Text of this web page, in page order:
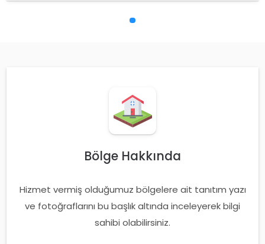
Bölge Hakkında
Hizmet vermiş olduğumuz bölgelere ait tanıtım yazı
ve fotoğraflarını bu başlık altında inceleyerek bilgi
sahibi olabilirsiniz.